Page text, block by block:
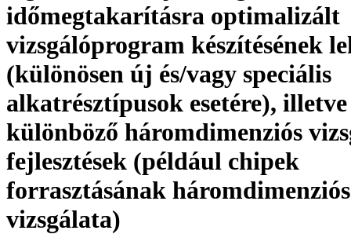
időmegtakarításra optimalizált
vizsgálóprogram készítésének
(különösen új és/vagy speciális
alkatrésztípusok esetére),
különböző háromdimenziós
fejlesztések (például chipek
forrasztásának háromdimenziós
vizsgálata)